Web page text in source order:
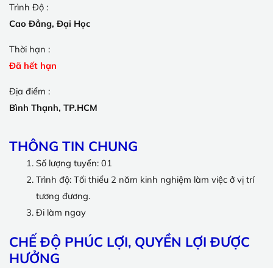
Trình Độ :
Cao Đẳng, Đại Học
Thời hạn :
Đã hết hạn
Địa điểm :
Bình Thạnh, TP.HCM
THÔNG TIN CHUNG
Số lượng tuyển: 01
Trình độ: Tối thiểu 2 năm kinh nghiệm làm việc ở vị trí
tương đương.
Đi làm ngay
CHẾ ĐỘ PHÚC LỢI, QUYỀN LỢI ĐƯỢC
HƯỞNG